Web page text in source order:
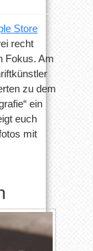
Tipps:
dem
und
unvergessliche
mit
iPhone
knippsen
Store
recht
Fokus. Am
zu dem
ein
euch
mit